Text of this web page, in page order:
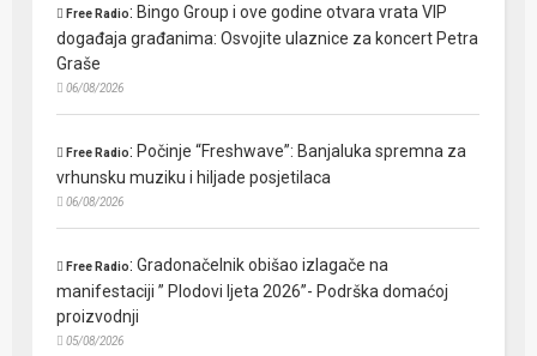
Free Radio: Bingo Group i ove godine otvara vrata VIP
događaja građanima: Osvojite ulaznice za koncert Petra
Graše
06/08/2026
Free Radio: Počinje “Freshwave”: Banjaluka spremna za
vrhunsku muziku i hiljade posjetilaca
06/08/2026
Free Radio:Gradonačelnik obišao izlagače na
manifestaciji ” Plodovi ljeta 2026”- Podrška domaćoj
proizvodnji
05/08/2026